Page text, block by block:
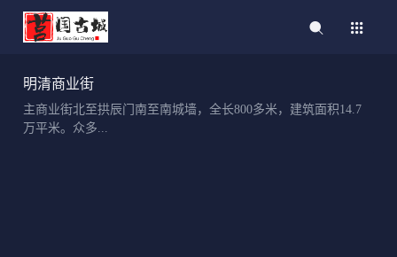
明清商业街
主商业街北至拱辰门南至南城墙，全长800多米，建筑面积14.7
万平米。众多...